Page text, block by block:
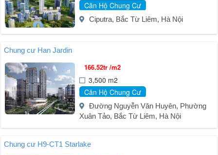
Căn Hộ Chung Cư
Ciputra, Bắc Từ Liêm, Hà Nội
Chung cư Han Jardin
166.52tr /m2
3,500 m2
Căn Hộ Chung Cư
Đường Nguyễn Văn Huyên, Phường
Xuân Tảo, Bắc Từ Liêm, Hà Nội
Chung cư H9-CT1 Starlake